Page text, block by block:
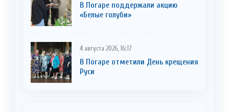
В Погаре поддержали акцию
«Белые голуби»
4 августа 2026, 16:17
В Погаре отметили День крещения
Руси